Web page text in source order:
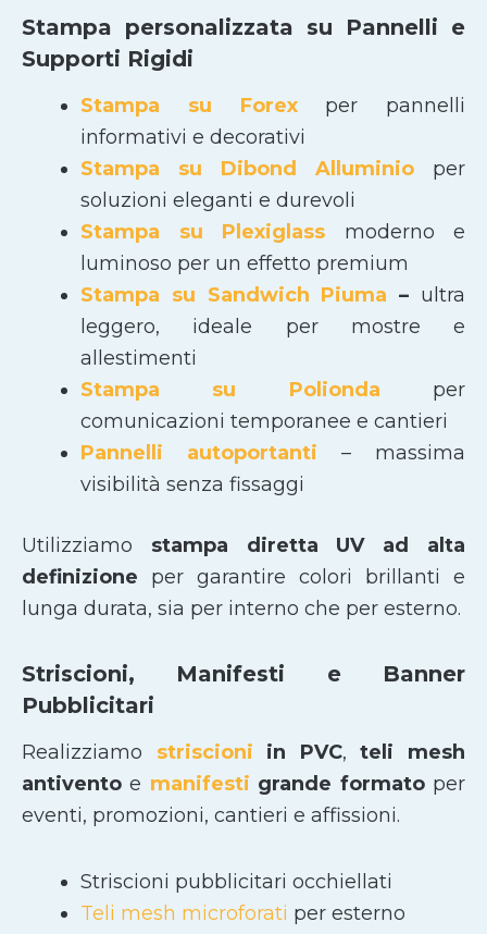
Stampa personalizzata su Pannelli e
Supporti Rigidi
Stampa su Forexper pannelli
informativi e decorativi
Stampa su Dibond Alluminio per
soluzioni eleganti e durevoli
Stampa su Plexiglass moderno e
luminoso per un effetto premium
Stampa su Sandwich Piuma – ultra
leggero, ideale per mostre e
allestimenti
Stampa su Polionda per
comunicazioni temporanee e cantieri
Pannelli autoportanti – massima
visibilità senza fissaggi
Utilizziamo stampa diretta UV ad alta
definizione per garantire colori brillanti e
lunga durata, sia per interno che per esterno.
Striscioni, Manifesti e Banner
Pubblicitari
Realizziamo striscioni in PVC,teli mesh
antivento e manifesti grande formatoper
eventi, promozioni, cantieri e affissioni.
Striscioni pubblicitari occhiellati
Teli mesh microforati per esterno